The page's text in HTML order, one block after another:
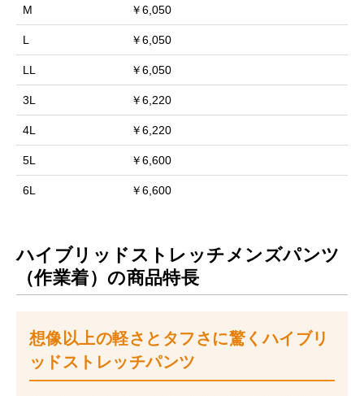
M ￥6,050
L ￥6,050
LL ￥6,050
3L ￥6,220
4L ￥6,220
5L ￥6,600
6L ￥6,600
ハイブリッドストレッチメンズパンツ
（作業着）の商品特長
想像以上の軽さとタフさに驚くハイブリ
ッドストレッチパンツ